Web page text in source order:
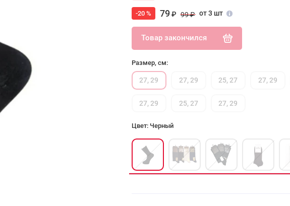
-20 % 79₽ 99 ₽ от 3 шт
Товар закончился
Размер, см:
27, 29 27, 29 25, 27 27, 29
27, 29 25, 27 27, 29
Цвет: Черный